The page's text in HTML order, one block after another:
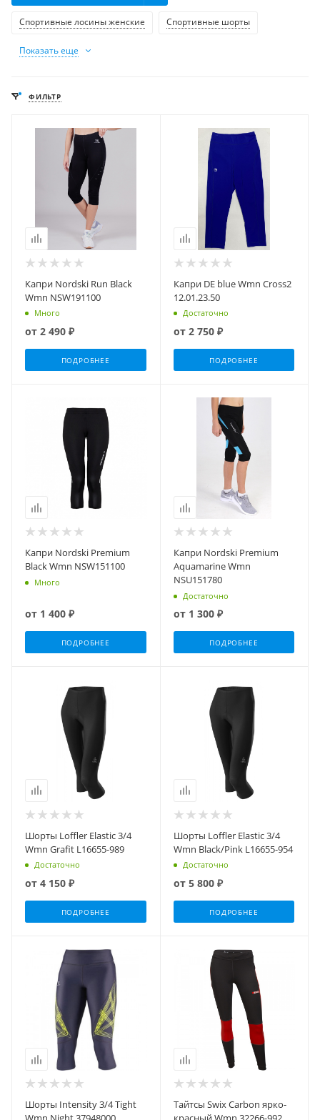
Спортивные лосины женские Спортивные шорты
Показать еще
ФИЛЬТР
Капри Nordski Run Black
Wmn NSW191100
Много
от 2 490 ₽
ПОДРОБНЕЕ
Капри DE blue Wmn Cross2
12.01.23.50
Достаточно
от 2 750 ₽
ПОДРОБНЕЕ
Капри Nordski Premium
Black Wmn NSW151100
Много
от 1 400 ₽
ПОДРОБНЕЕ
Капри Nordski Premium
Aquamarine Wmn
NSU151780
Достаточно
от 1 300 ₽
ПОДРОБНЕЕ
Шорты Loffler Elastic 3/4
Wmn Grafit L16655-989
Достаточно
от 4 150 ₽
ПОДРОБНЕЕ
Шорты Loffler Elastic 3/4
Wmn Black/Pink L16655-954
Достаточно
от 5 800 ₽
ПОДРОБНЕЕ
Шорты Intensity 3/4 Tight
Тайтсы Swix Carbon ярко-